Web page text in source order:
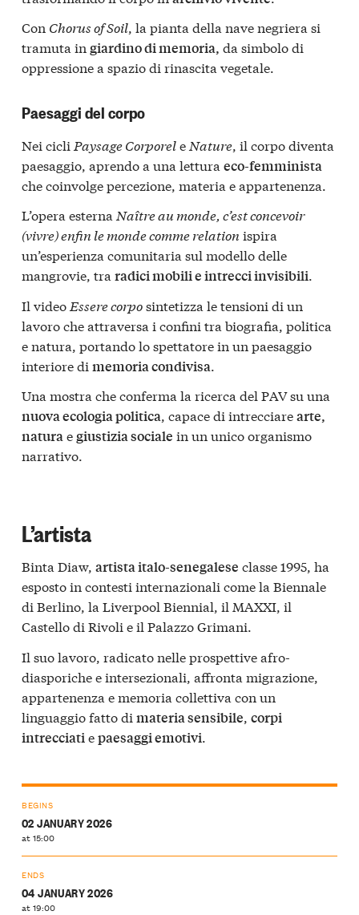
Con Chorus of Soil, la pianta della nave negriera si
tramuta in giardino di memoria, da simbolo di
oppressione a spazio di rinascita vegetale.
Paesaggi del corpo
Nei cicli Paysage Corporele Nature , il corpo diventa
paesaggio, aprendo a una lettura eco-femminista
che coinvolge percezione, materia e appartenenza.
L’opera esterna Naître au monde, c’est concevoir
(vivre) enfin le monde comme relation ispira
un’esperienza comunitaria sul modello delle
mangrovie, tra radici mobili e intrecci invisibili.
Il video Essere corposintetizza le tensioni di un
lavoro che attraversa i confini tra biografia, politica
e natura, portando lo spettatore in un paesaggio
interiore di memoria condivisa.
Una mostra che conferma la ricerca del PAV su una
nuova ecologia politica, capace di intrecciarearte,
naturaegiustizia sociale in un unico organismo
narrativo.
L’artista
Binta Diaw, artista italo-senegalese classe 1995, ha
esposto in contesti internazionali come la Biennale
di Berlino, la Liverpool Biennial, il MAXXI, il
Castello di Rivoli e il Palazzo Grimani.
Il suo lavoro, radicato nelle prospettive afro-
diasporiche e intersezionali, affronta migrazione,
appartenenza e memoria collettiva con un
linguaggio fatto di materia sensibile, corpi
intrecciatiepaesaggi emotivi.
BEGINS
02 JANUARY 2026
at 15:00
ENDS
04 JANUARY 2026
at 19:00